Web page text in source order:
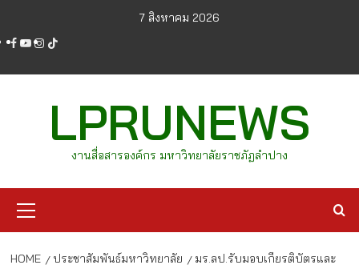
content
7 สิงหาคม 2026
facebook
youtube
instagram
tiktok
LPRUNEWS
งานสื่อสารองค์กร มหาวิทยาลัยราชภัฏลำปาง
Menu
HOME ประชาสัมพันธ์มหาวิทยาลัย
มร.ลป.รับมอบเกียรติบัตรและ